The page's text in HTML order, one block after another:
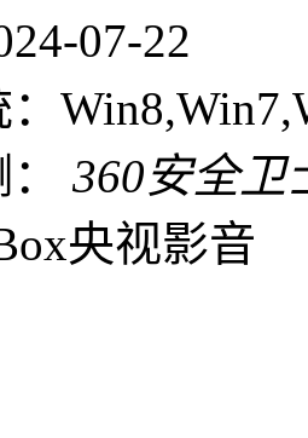
07-22
360安全卫
央视影音